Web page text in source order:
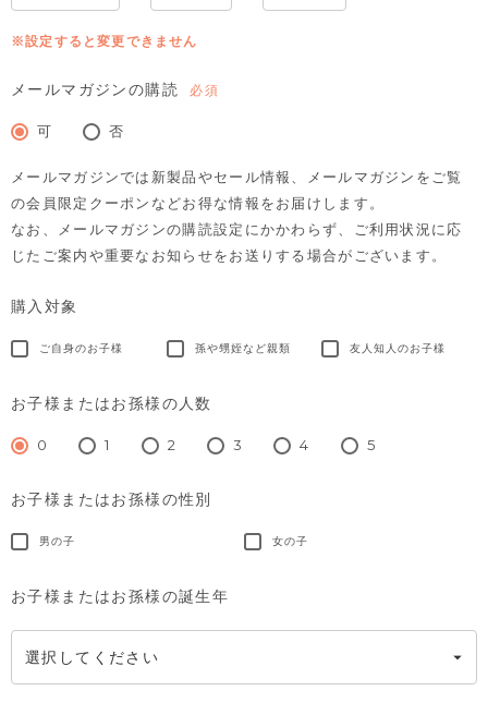
※設定すると変更できません
メールマガジンの購読
可 否
メールマガジンでは新製品やセール情報、メールマガジンをご覧
の会員限定クーポンなどお得な情報をお届けします。
なお、メールマガジンの購読設定にかかわらず、ご利用状況に応
じたご案内や重要なお知らせをお送りする場合がございます。
購入対象
ご自身のお子様 孫や甥姪など親類 友人知人のお子様
お子様またはお孫様の人数
0 1 2 3 4 5
お子様またはお孫様の性別
男の子 女の子
お子様またはお孫様の誕生年